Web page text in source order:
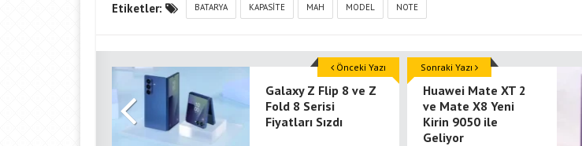
Etiketler: BATARYA KAPASITE MAH MODEL NOTE
Galaxy Z Flip 8 ve Z
Fold 8 Serisi
Fiyatları Sızdı
Önceki Yazı
Huawei Mate XT 2
ve Mate X8 Yeni
Kirin 9050 ile
Geliyor
Sonraki Yazı